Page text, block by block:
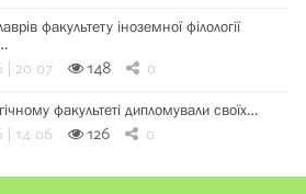
факультету іноземної філології
| 20:07 148 0
факультеті дипломували своїх…
| 14:06 126 0